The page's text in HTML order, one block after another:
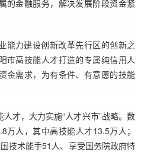
的金融服务，解决发展阶段资金紧
能力建设创新改革先行区的创新之
市高技能人才打造的专属纯信用人
金需求，为有条件、有意愿的技能
才，大力实施“人才兴市”战略。数
人，其中高技能人才13.5万人；
技术能手51人、享受国务院政府特